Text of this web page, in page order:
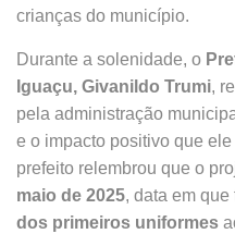
crianças do município.
Durante a solenidade, o
Iguaçu, Givanildo Trumi,
pela administração
e o impacto positivo que
prefeito relembrou que o
maio de 2025, data em
dos primeiros uniformes